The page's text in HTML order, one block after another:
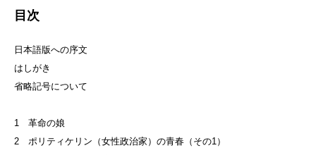
目次
日本語版への序文
はしがき
省略記号について
1 革命の娘
2 ポリティケリン（女性政治家）の青春（その1）